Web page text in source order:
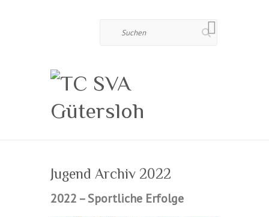
Jugend Archiv 2022
2022 – Sportliche Erfolge